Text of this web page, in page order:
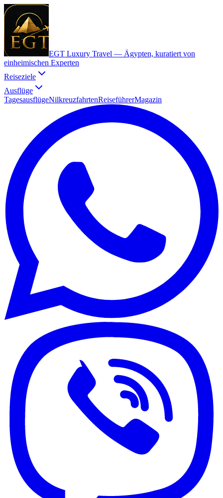
EGT Luxury Travel — Ägypten, kuratiert von
einheimischen Experten
Reiseziele
Ausflüge
TagesausflügeNilkreuzfahrtenReiseführerMagazin